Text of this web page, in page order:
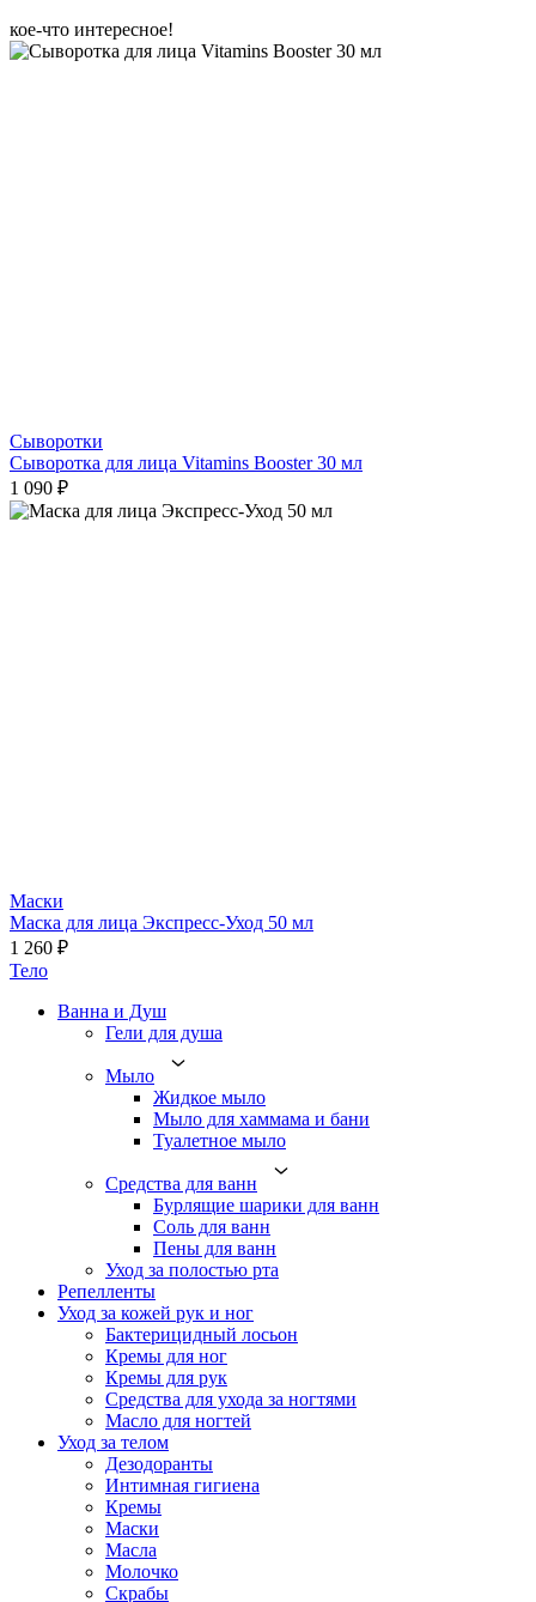
кое-что интересное!
Сыворотки
Сыворотка для лица Vitamins Booster 30 мл
1 090 ₽
Маски
Маска для лица Экспресс-Уход 50 мл
1 260 ₽
Тело
Ванна и Душ
Гели для душа
Мыло
Жидкое мыло
Мыло для хаммама и бани
Туалетное мыло
Средства для ванн
Бурлящие шарики для ванн
Соль для ванн
Пены для ванн
Уход за полостью рта
Репелленты
Уход за кожей рук и ног
Бактерицидный лосьон
Кремы для ног
Кремы для рук
Средства для ухода за ногтями
Масло для ногтей
Уход за телом
Дезодоранты
Интимная гигиена
Кремы
Маски
Масла
Молочко
Скрабы